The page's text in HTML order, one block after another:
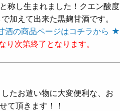
称し生まれました！クエン酸度
加えて出来た黒麹甘酒です。
酒の商品ページはコチラから ★
次第終了となります。
たお遣い物に大変便利な、お
て頂きます！！